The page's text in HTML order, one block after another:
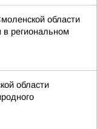
области
в региональном
области